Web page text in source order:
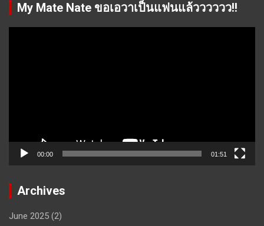
My Mate Nate ขอเอวาเป็นแฟนแล้วววววว!!
00:00 01:51
Archives
June 2025 (2)